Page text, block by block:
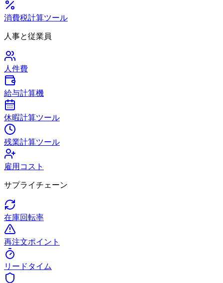
消費税計算ツール
人事と従業員
人件費
給与計算機
休暇計算ツール
残業計算ツール
雇用コスト
サプライチェーン
在庫回転率
再注文ポイント
リードタイム